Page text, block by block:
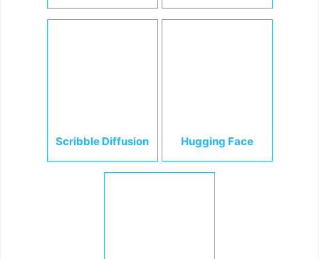
Scribble Diffusion Hugging Face